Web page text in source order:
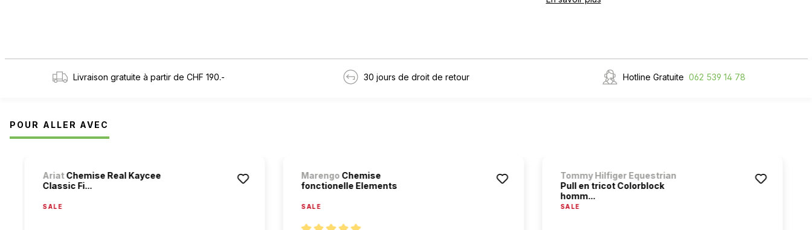
Livraison gratuite à partir de CHF 190.- 30 jours de droit de retour Hotline Gratuite 062 539 14 78
POUR ALLER AVEC
AriatChemise Real Kaycee
Classic Fi...
SALE
Marengo Chemise
fonctionelle Elements
SALE
Tommy Hilfiger Equestrian
Pull en tricot Colorblock
homm...
SALE